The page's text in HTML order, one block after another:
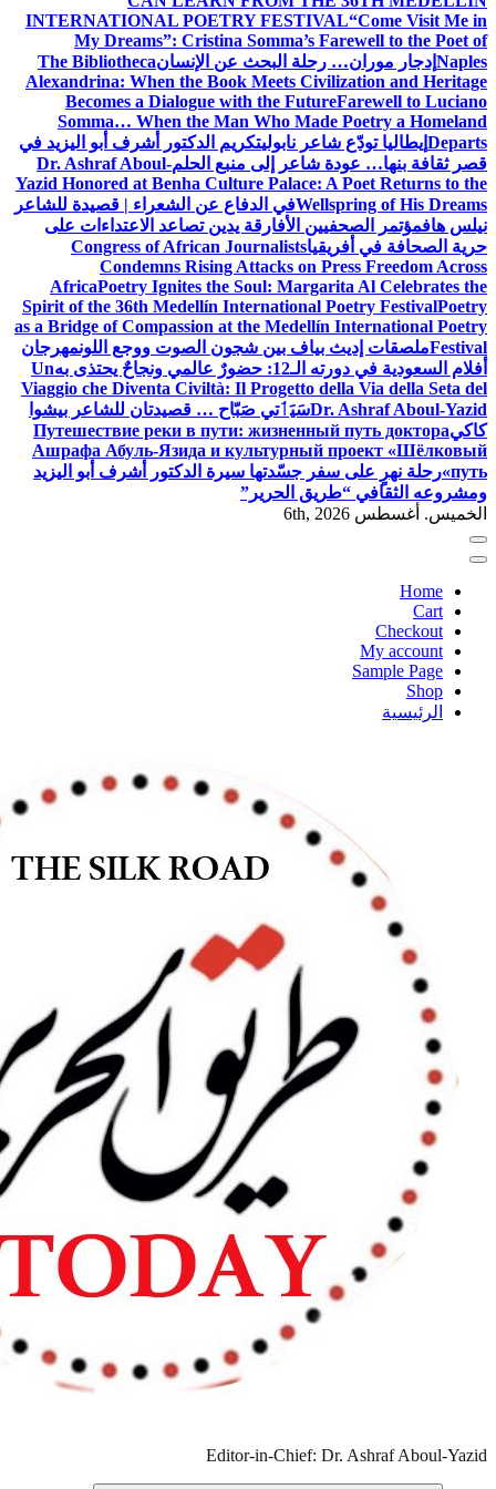
INTERNATIONAL POETRY
My Dreams”: Cristina
البحث عن الإنسانThe Bibliotheca
Alexandrina: When the Book
Becomes a Dialogue with the
Somma… When the Man Who
تكريم الدكتور أشرف أبو اليزيد في
إلى منبع الحلمDr. Ashraf Aboul-
Yazid Honored at Benha Culture
في الدفاع عن الشعراء | قصيدة للشاعر
يدين تصاعد الاعتداءات على
Congress of African
Condemns Rising Attacks
AfricaPoetry Ignites the Soul:
Spirit of the 36th Medellín
as a Bridge of Compassion at the
بين شجون الصوت ووجع اللونمهرجان
Un
Viaggio che Diventa Civiltà: Il
صَبّاح … قصيدتان للشاعر بيشوا
Путешествие реки в пути:
Ашрафа Абуль-Язида и
سيرة الدكتور أشرف أبو اليزيد
Editor-in-